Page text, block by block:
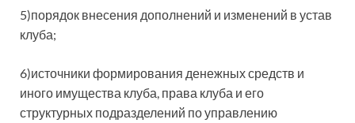
5)порядок внесения дополнений и изменений в устав
клуба;
6)источники формирования денежных средств и
иного имущества клуба, права клуба и его
структурных подразделений по управлению